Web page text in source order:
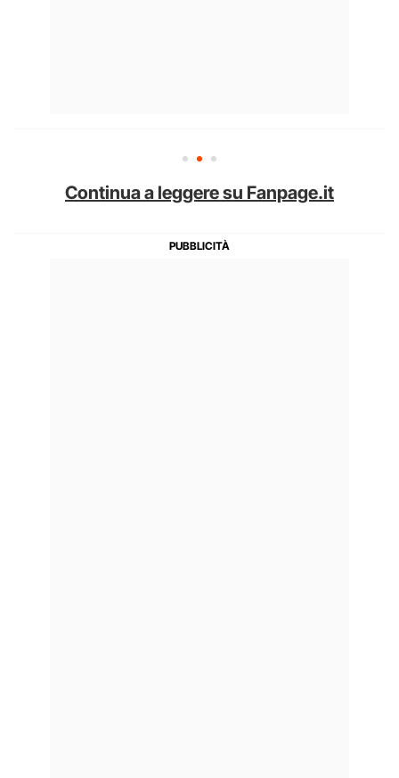
Continua a leggere su Fanpage.it